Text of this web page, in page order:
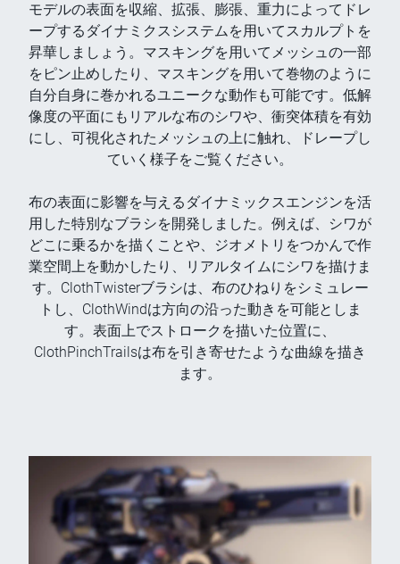
モデルの表面を収縮、拡張、膨張、重力によってドレ
ープするダイナミクスシステムを用いてスカルプトを
昇華しましょう。マスキングを用いてメッシュの一部
をピン止めしたり、マスキングを用いて巻物のように
自分自身に巻かれるユニークな動作も可能です。低解
像度の平面にもリアルな布のシワや、衝突体積を有効
にし、可視化されたメッシュの上に触れ、ドレープし
ていく様子をご覧ください。
布の表面に影響を与えるダイナミックスエンジンを活
用した特別なブラシを開発しました。例えば、シワが
どこに乗るかを描くことや、ジオメトリをつかんで作
業空間上を動かしたり、リアルタイムにシワを描けま
す。ClothTwisterブラシは、布のひねりをシミュレー
トし、ClothWindは方向の沿った動きを可能としま
す。表面上でストロークを描いた位置に、
ClothPinchTrailsは布を引き寄せたような曲線を描き
ます。